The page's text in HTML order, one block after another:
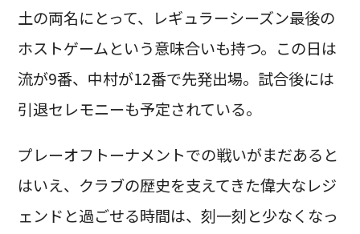
土の両名にとって、レギュラーシーズン最後の
ホストゲームという意味合いも持つ。この日は
流が9番、中村が12番で先発出場。試合後には
引退セレモニーも予定されている。
プレーオフトーナメントでの戦いがまだあると
はいえ、クラブの歴史を支えてきた偉大なレジ
ェンドと過ごせる時間は、刻一刻と少なくなっ